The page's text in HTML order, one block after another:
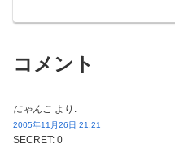
コメント
にゃんこ より:
2005年11月26日 21:21
SECRET: 0